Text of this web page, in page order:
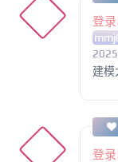
登
建模
登